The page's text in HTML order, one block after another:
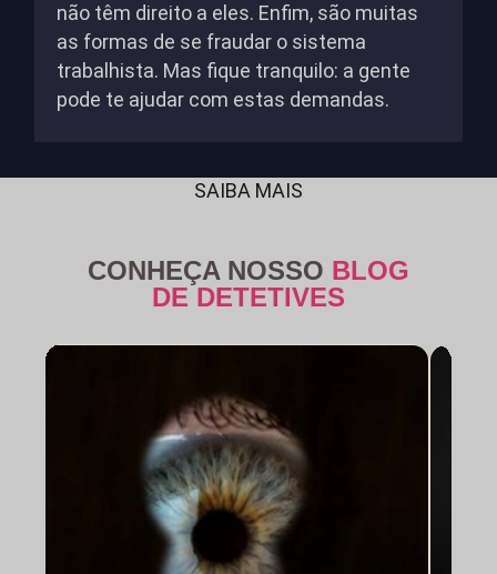
não têm direito a eles. Enfim, são muitas
as formas de se fraudar o sistema
trabalhista. Mas fique tranquilo: a gente
pode te ajudar com estas demandas.
SAIBA MAIS
CONHEÇA NOSSO BLOG
DE DETETIVES